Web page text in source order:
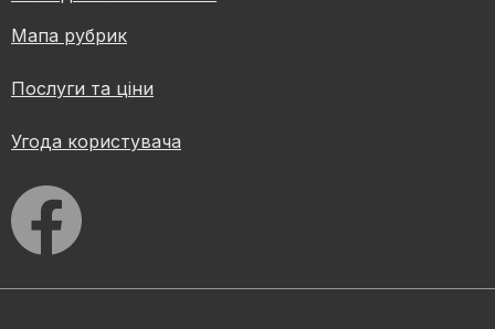
Мапа рубрик
Послуги та ціни
Угода користувача